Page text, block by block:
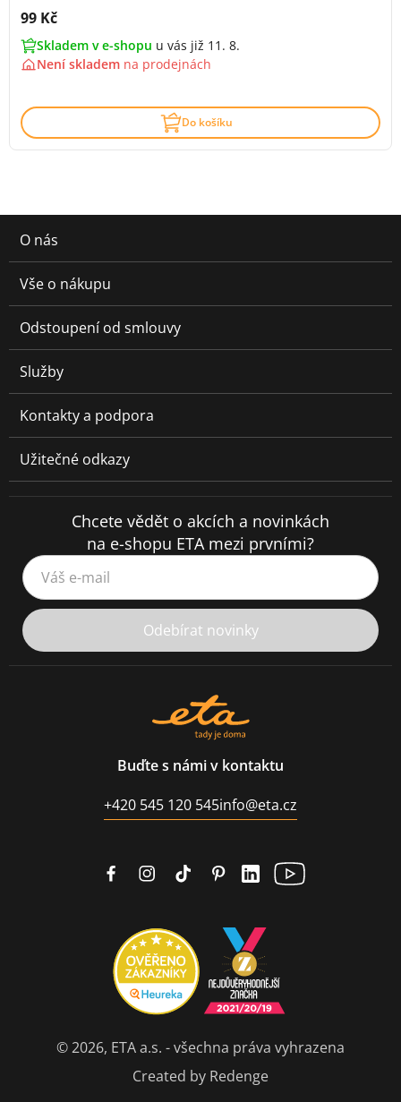
Cena s DPH:
99 Kč
Skladem v e-shopu u vás již 11. 8.
Není skladem na prodejnách
Do košíku
O nás
Vše o nákupu
Odstoupení od smlouvy
Služby
Kontakty a podpora
Užitečné odkazy
Chcete vědět o akcích a novinkách
na e-shopu ETA mezi prvními?
Váš e-mail
Odebírat novinky
Buďte s námi v kontaktu
+420 545 120 545info@eta.cz
© 2026, ETA a.s. - všechna práva vyhrazena
Created by Redenge